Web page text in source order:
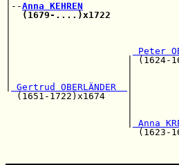
|--Anna KEHREN
(1679-....)x1722
Peter
|                     | (1624-
Gertrud OBERLÄNDER
(1651-1722)x1674    |
|
Anna